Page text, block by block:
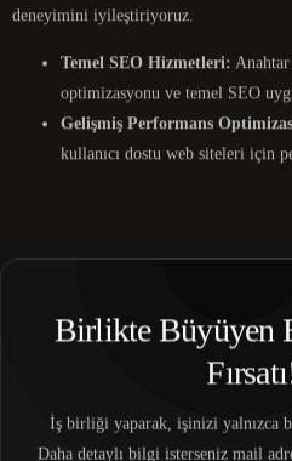
deneyimini iyileştiriyoruz.
Temel SEO Hizmetleri:
optimizasyonu ve temel SEO
Gelişmiş Performans
kullanıcı dostu web siteleri için
Birlikte Büyüyen
İş birliği yaparak, işinizi yalnızca
Daha detaylı bilgi isterseniz mail